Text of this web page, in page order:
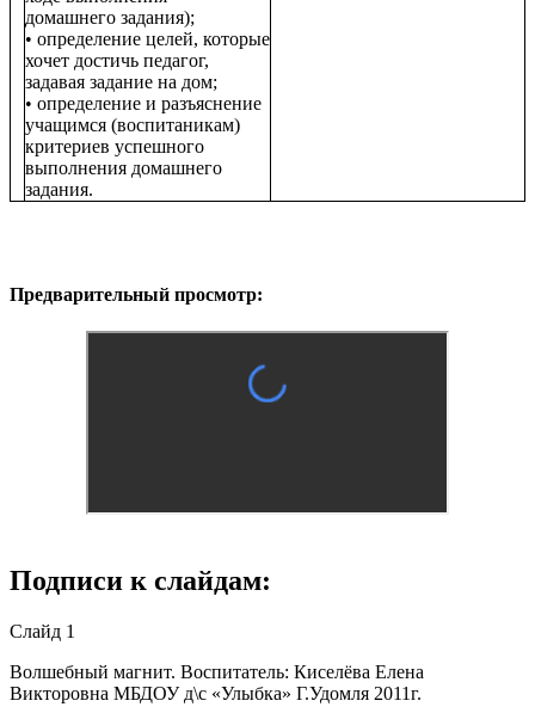
домашнего задания);
• определение целей, которые
хочет достичь педагог,
задавая задание на дом;
• определение и разъяснение
учащимся (воспитаникам)
критериев успешного
выполнения домашнего
задания.
Предварительный просмотр:
Подписи к слайдам:
Слайд 1
Волшебный магнит. Воспитатель: Киселёва Елена
Викторовна МБДОУ д\с «Улыбка» Г.Удомля 2011г.